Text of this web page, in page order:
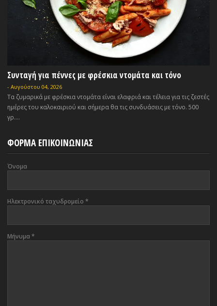
Συνταγή για πέννες με φρέσκια ντομάτα και τόνο
- Αυγούστου 04, 2026
Τα ζυμαρικά με φρέσκια ντομάτα είναι ελαφριά και τέλεια για τις ζεστές
ημέρες του καλοκαιριού και σήμερα θα τις συνδυάσεις με τόνο. 500
γρ....
ΦΟΡΜΑ ΕΠΙΚΟΙΝΩΝΙΑΣ
Όνομα
Ηλεκτρονικό ταχυδρομείο *
Μήνυμα *